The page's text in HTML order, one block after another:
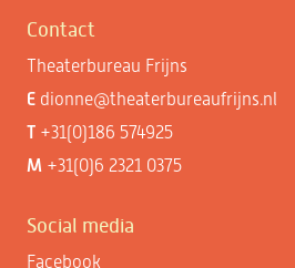
Contact
Theaterbureau Frijns
E dionne@theaterbureaufrijns.nl
T +31(0)186 574925
M +31(0)6 2321 0375
Social media
Facebook